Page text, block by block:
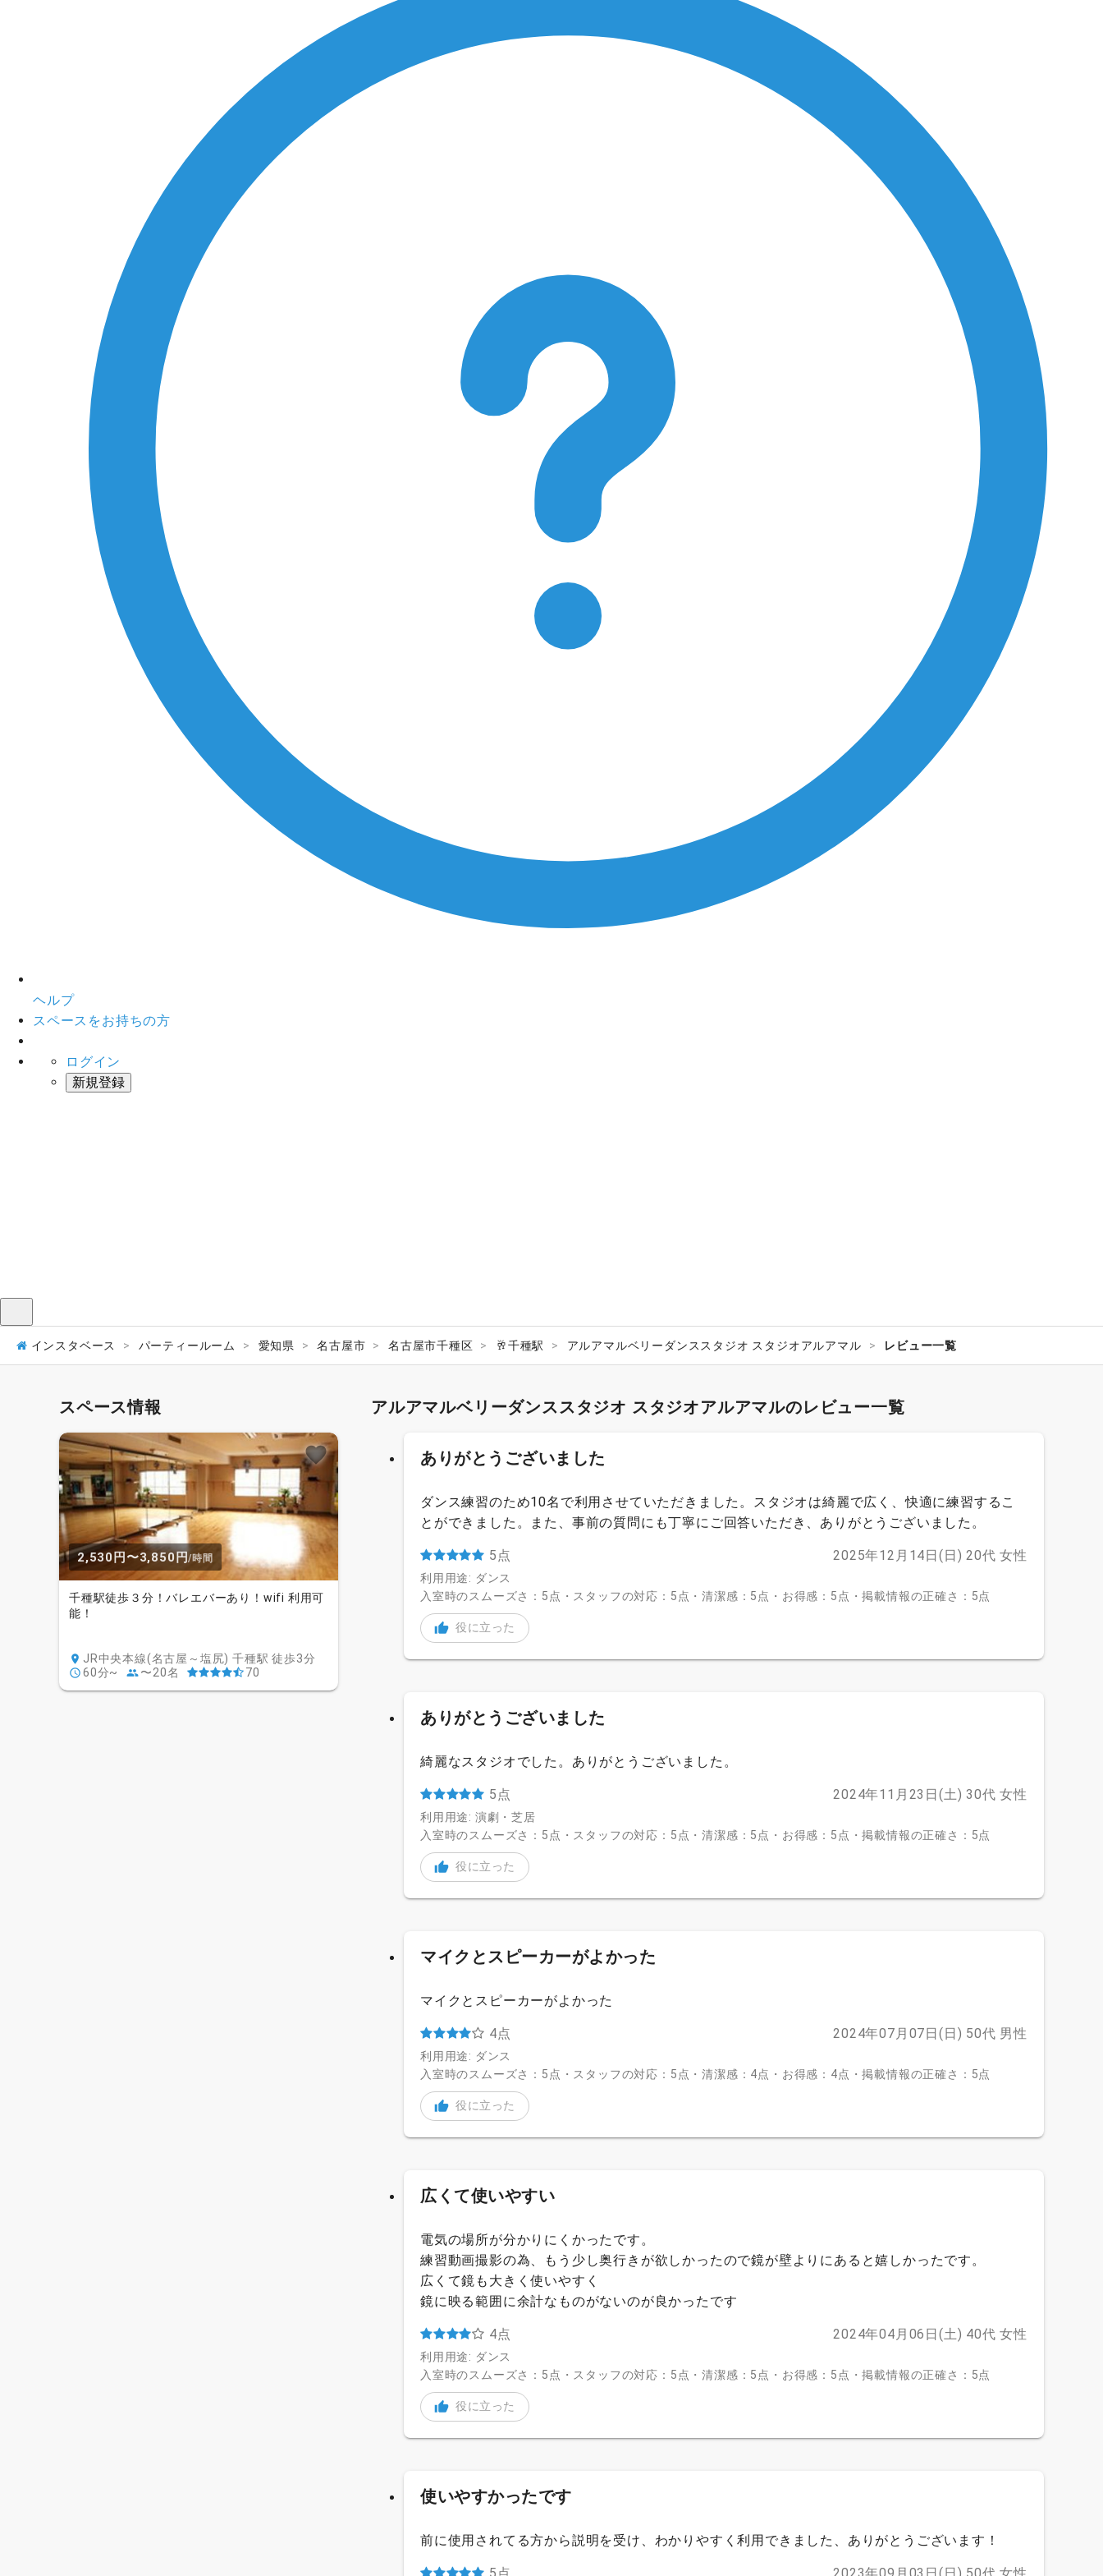
ヘルプ
スペースをお持ちの方
ログイン
新規登録
インスタベース パーティールーム 愛知県 名古屋市 名古屋市千種区 🥂千種駅 アルアマルベリーダンススタジオ スタジオアルアマル レビュー一覧
スペース情報
2,530円〜3,850円/時間
千種駅徒歩３分！バレエバーあり！wifi 利用可
能！
JR中央本線(名古屋～塩尻) 千種駅 徒歩3分
60分~
〜20名 70
アルアマルベリーダンススタジオ スタジオアルアマルのレビュー一覧
ありがとうございました
ダンス練習のため10名で利用させていただきました。スタジオは綺麗で広く、快適に練習するこ
とができました。また、事前の質問にも丁寧にご回答いただき、ありがとうございました。
5点 2025年12月14日(日) 20代 女性
利用用途: ダンス
入室時のスムーズさ：5点・スタッフの対応：5点・清潔感：5点・お得感：5点・掲載情報の正確さ：5点
役に立った
ありがとうございました
綺麗なスタジオでした。ありがとうございました。
5点 2024年11月23日(土) 30代 女性
利用用途: 演劇・芝居
入室時のスムーズさ：5点・スタッフの対応：5点・清潔感：5点・お得感：5点・掲載情報の正確さ：5点
役に立った
マイクとスピーカーがよかった
マイクとスピーカーがよかった
4点 2024年07月07日(日) 50代 男性
利用用途: ダンス
入室時のスムーズさ：5点・スタッフの対応：5点・清潔感：4点・お得感：4点・掲載情報の正確さ：5点
役に立った
広くて使いやすい
電気の場所が分かりにくかったです。
練習動画撮影の為、もう少し奥行きが欲しかったので鏡が壁よりにあると嬉しかったです。
広くて鏡も大きく使いやすく
鏡に映る範囲に余計なものがないのが良かったです
4点 2024年04月06日(土) 40代 女性
利用用途: ダンス
入室時のスムーズさ：5点・スタッフの対応：5点・清潔感：5点・お得感：5点・掲載情報の正確さ：5点
役に立った
使いやすかったです
前に使用されてる方から説明を受け、わかりやすく利用できました、ありがとうございます！